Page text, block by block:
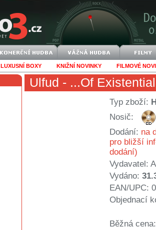
LUXUSNÍ BOXY KNIŽNÍ NOVINKY FILMOVÉ
Ulfud - ...Of
Typ zboží:
Nosič:
Dodání: na
pro bližší
dodání)
Vydavatel:
Vydáno:
EAN/UPC:
Objednací
Běžná cena: